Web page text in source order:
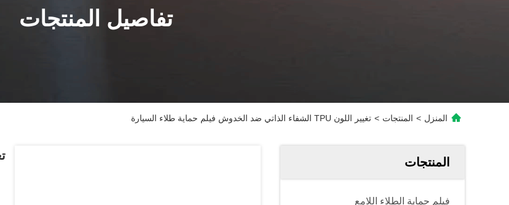
تفاصيل المنتجات
المنزل > المنتجات > تغيير اللون TPU الشفاء الذاتي ضد الخدوش فيلم حماية طلاء السيارة
المنتجات
فيلم حماية الطلاء اللامع